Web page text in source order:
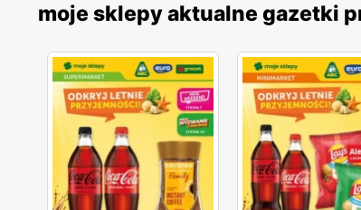
moje sklepy aktualne gazetki